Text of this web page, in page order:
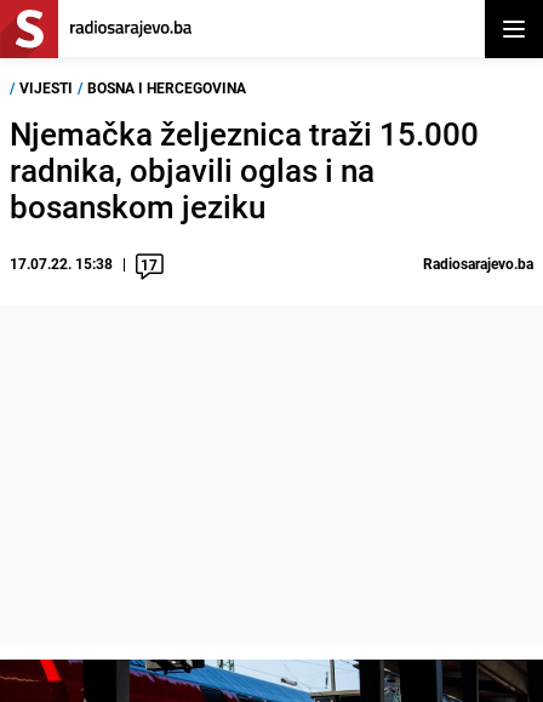
/ VIJESTI / BOSNA I HERCEGOVINA
Njemačka željeznica traži 15.000
radnika, objavili oglas i na
bosanskom jeziku
17.07.22. 15:38 17 Radiosarajevo.ba